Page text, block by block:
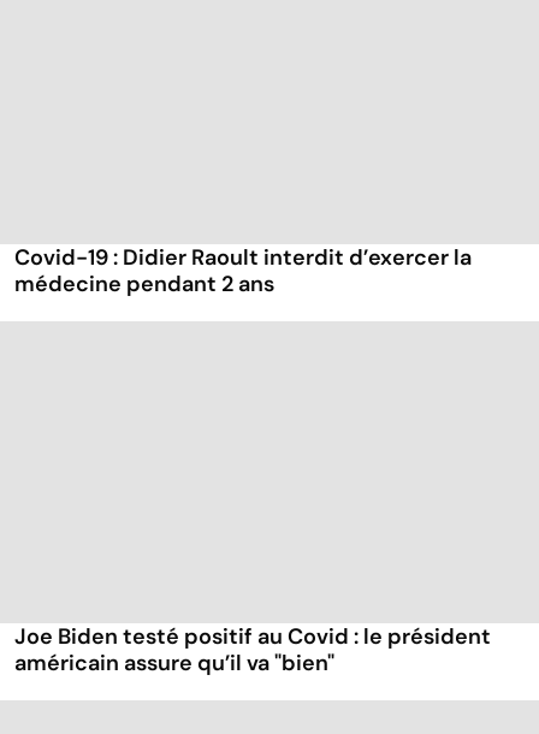
Covid-19 : Didier Raoult interdit d’exercer la
médecine pendant 2 ans
Joe Biden testé positif au Covid : le président
américain assure qu’il va "bien"